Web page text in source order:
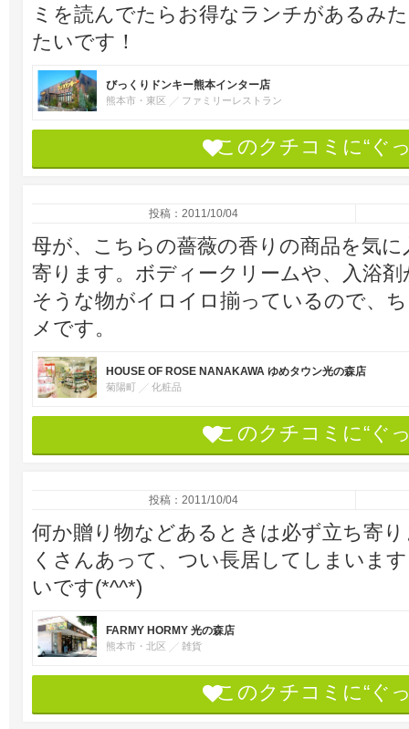
ミを読んでたらお得なランチがあるみ
たいです！
びっくりドンキー熊本インター店
熊本市・東区 ファミリーレストラン
このクチコミに“ぐ
投稿：2011/10/04
母が、こちらの薔薇の香りの商品を気
寄ります。ボディークリームや、入浴
そうな物がイロイロ揃っているので、
メです。
HOUSE OF ROSE NANAKAWA ゆめタウン光の森店
菊陽町 化粧品
このクチコミに“ぐ
投稿：2011/10/04
何か贈り物などあるときは必ず立ち寄
くさんあって、つい長居してしまいま
いです(*^^*)
FARMY HORMY 光の森店
熊本市・北区 雑貨
このクチコミに“ぐ